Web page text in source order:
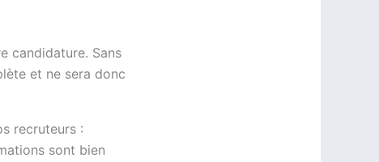
candidature. Sans
et ne sera donc
recruteurs :
sont bien